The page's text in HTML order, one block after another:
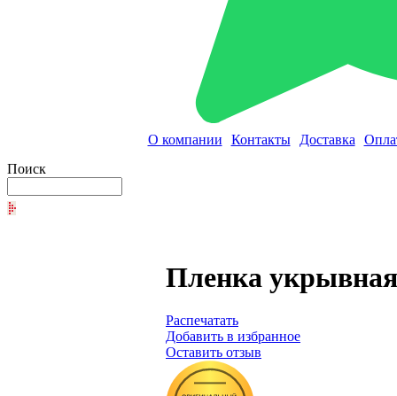
О компании Контакты Доставка
Поиск
Пленка
Распечатать
Добавить в избранное
Оставить отзыв